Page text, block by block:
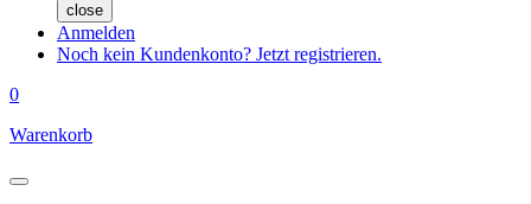
close
Anmelden
Noch kein Kundenkonto? Jetzt registrieren.
0
Warenkorb